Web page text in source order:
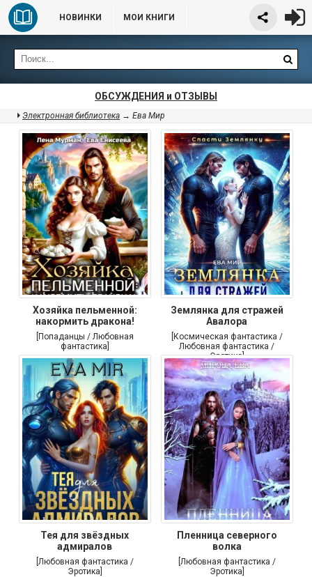
НОВИНКИ МОИ КНИГИ
ОБСУЖДЕНИЯ и ОТЗЫВЫ
Электронная библиотека → Ева Мир
Хозяйка пельменной:
накормить дракона!
[Попаданцы / Любовная
фантастика]
Землянка для стражей
Авалора
[Космическая фантастика /
Любовная фантастика /
Эротика]
Тея для звёздных
адмиралов
[Любовная фантастика /
Эротика]
Пленница северного
волка
[Любовная фантастика /
Эротика]